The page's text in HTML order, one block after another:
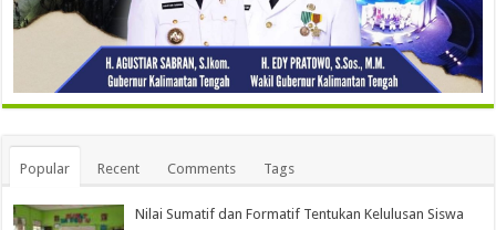
Popular Recent Comments Tags
Nilai Sumatif dan Formatif Tentukan Kelulusan Siswa